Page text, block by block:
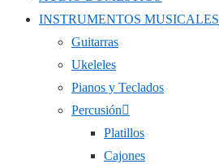
INSTRUMENTOS MUSICALES
Guitarras
Ukeleles
Pianos y Teclados
Percusión
Platillos
Cajones